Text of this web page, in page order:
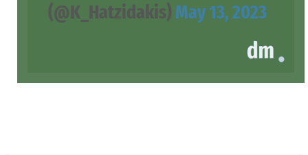
(@K_Hatzidakis) May 13, 2023